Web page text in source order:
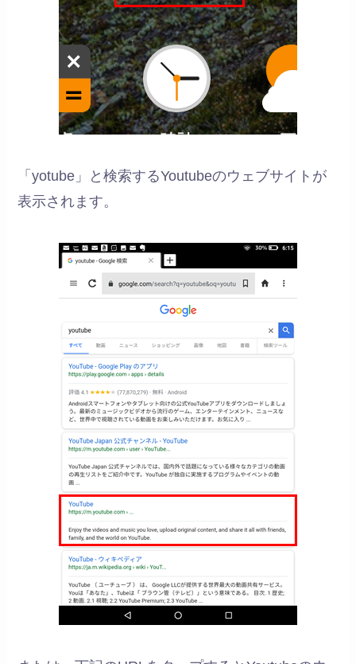
「yotube」と検索するYoutubeのウェブサイトが
表示されます。